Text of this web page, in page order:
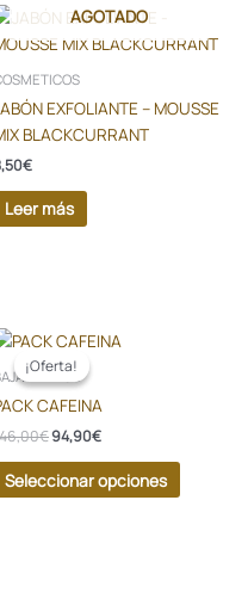
AGOTADO
EXFOLIANTE – MOUSSE
BLACKCURRANT
€
Leer más
¡Oferta!
¡Oferta!
DE PESO
CAFEINA
€
El
precio
original
era:
146,00€.
94,90€
El
94,90€.
Seleccionar opciones Las
opciones